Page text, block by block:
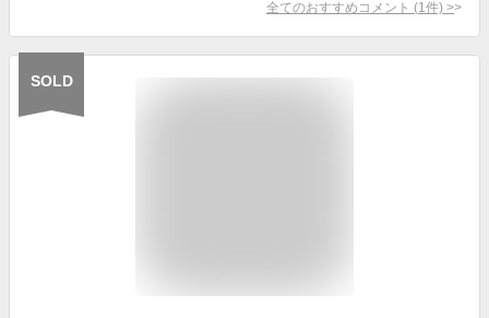
全てのおすすめコメント (1 件) >
SOLD